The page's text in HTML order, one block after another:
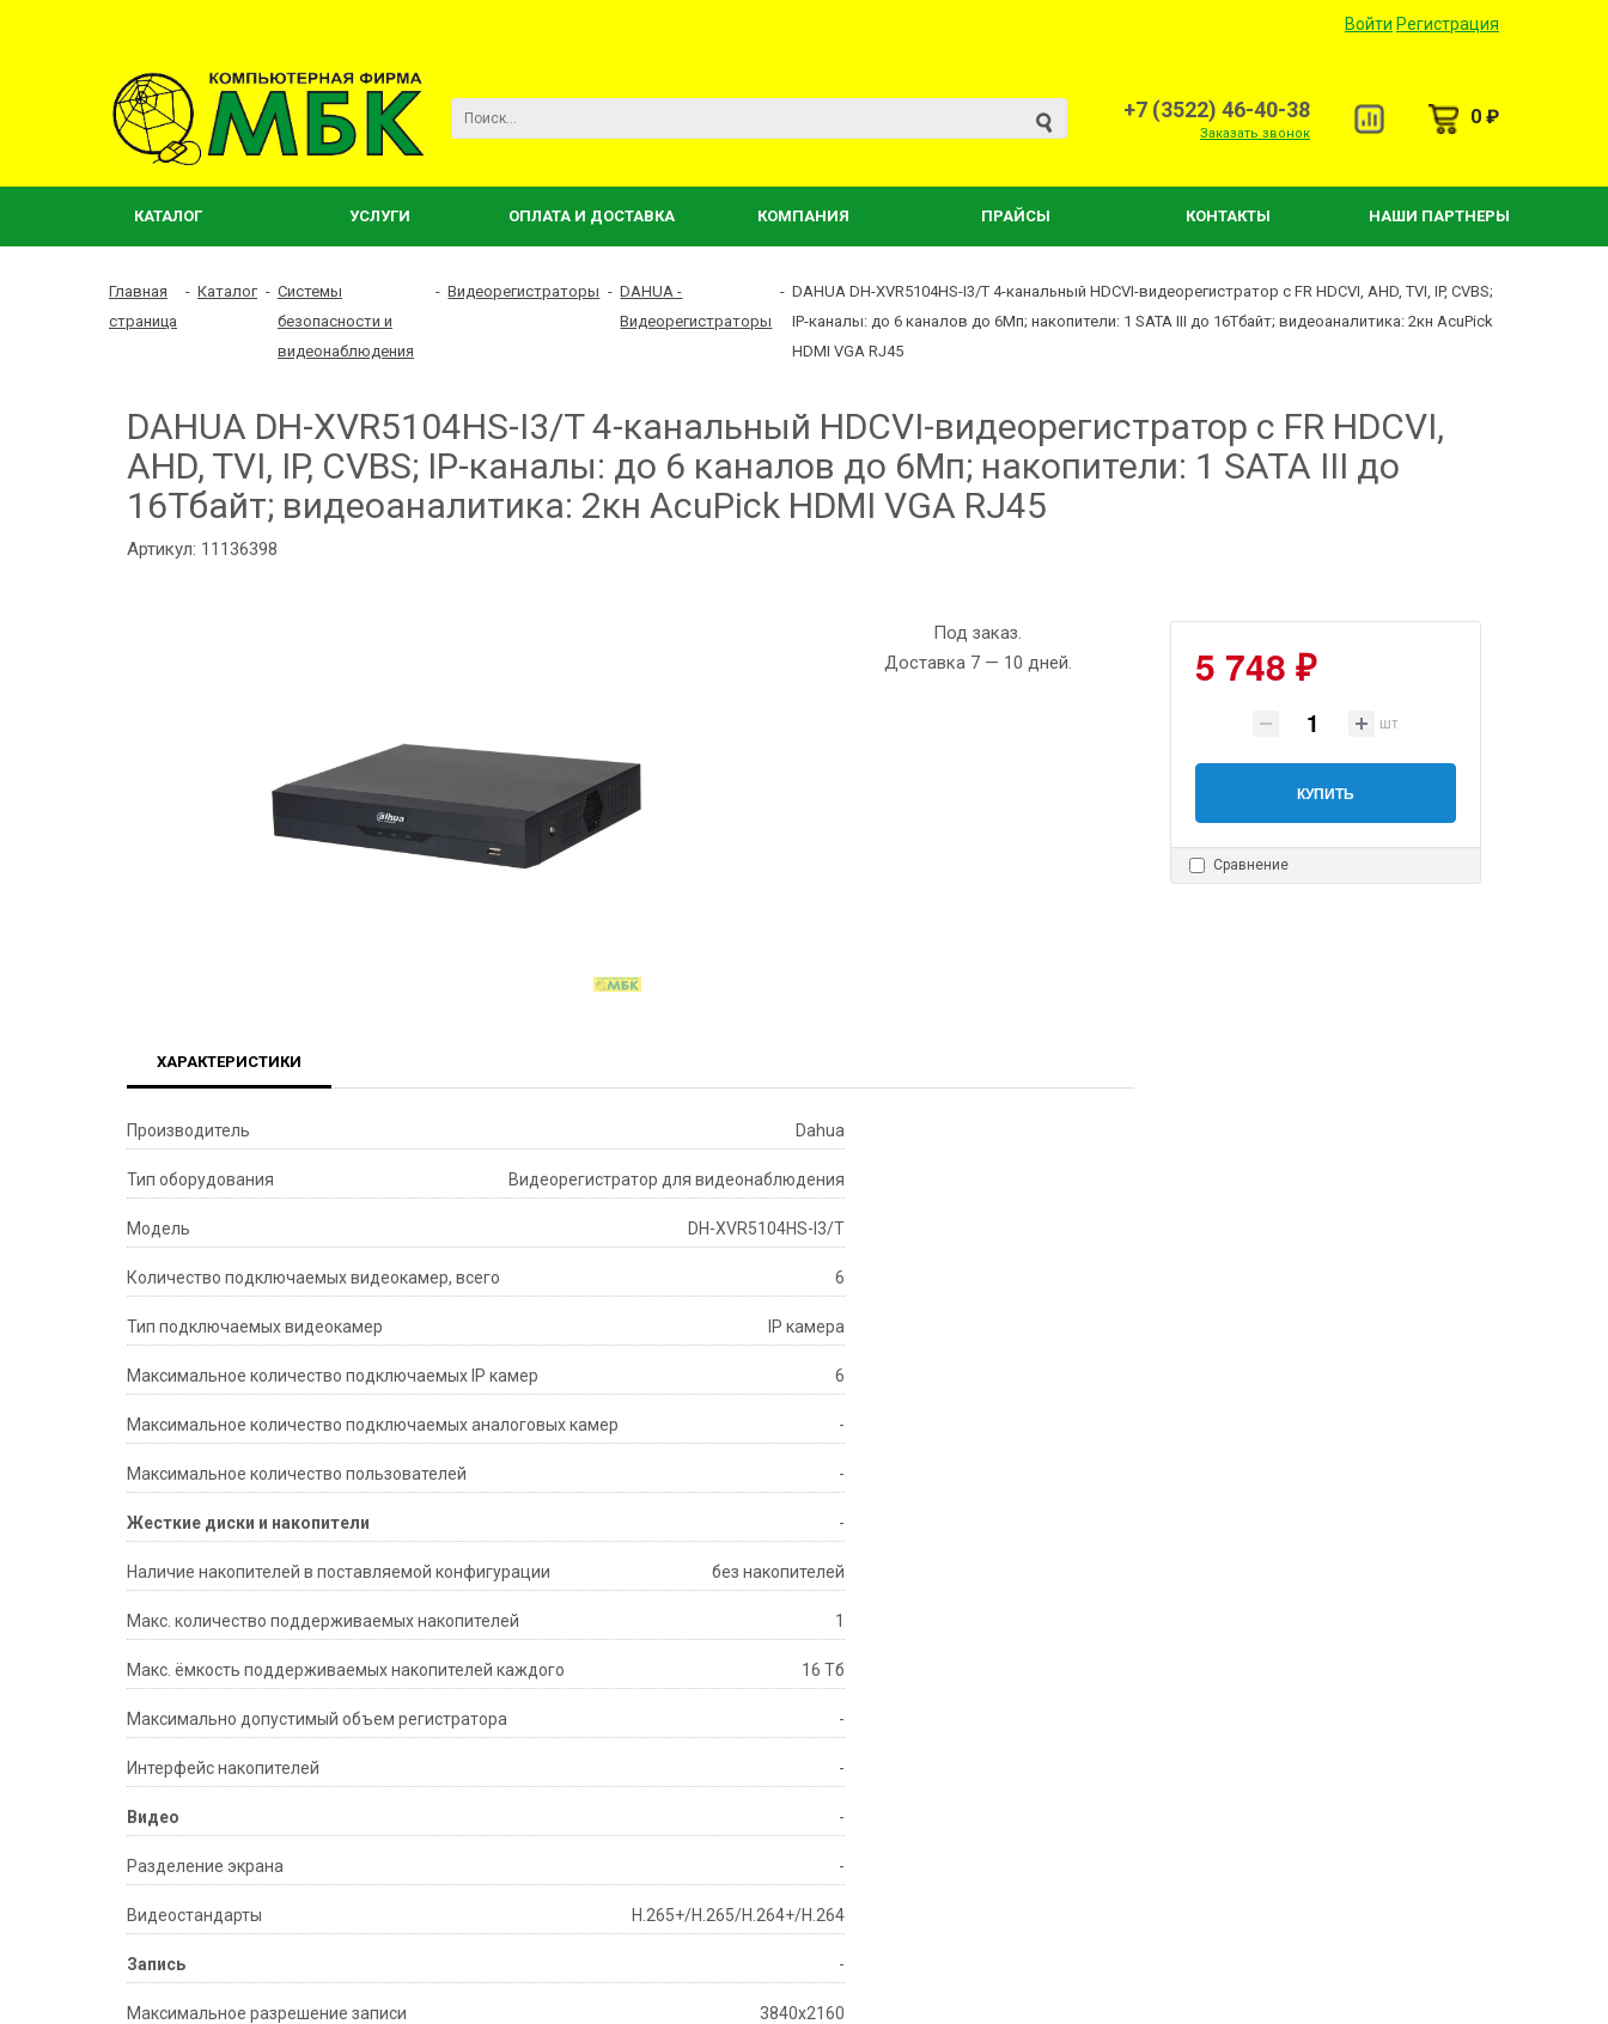
Войти Регистрация
+7 (3522) 46-40-38
Заказать звонок
0 ₽
КАТАЛОГ УСЛУГИ ОПЛАТА И ДОСТАВКА КОМПАНИЯ ПРАЙСЫ КОНТАКТЫ НАШИ ПАРТНЕРЫ
Главная
страница
- Каталог - Системы
безопасности и
видеонаблюдения
- Видеорегистраторы - DAHUA -
Видеорегистраторы
- DAHUA DH-XVR5104HS-I3/T 4-канальный HDCVI-видеорегистратор с FR HDCVI, AHD, TVI, IP, CVBS;
IP-каналы: до 6 каналов до 6Мп; накопители: 1 SATA III до 16Тбайт; видеоаналитика: 2кн AcuPick
HDMI VGA RJ45
DAHUA DH-XVR5104HS-I3/T 4-канальный HDCVI-видеорегистратор с FR HDCVI,
AHD, TVI, IP, CVBS; IP-каналы: до 6 каналов до 6Мп; накопители: 1 SATA III до
16Тбайт; видеоаналитика: 2кн AcuPick HDMI VGA RJ45
Артикул: 11136398
Под заказ.
Доставка 7 — 10 дней.
5 748 ₽
шт
КУПИТЬ
Сравнение
ХАРАКТЕРИСТИКИ
Производитель Dahua
Тип оборудования Видеорегистратор для видеонаблюдения
Модель DH-XVR5104HS-I3/T
Количество подключаемых видеокамер, всего 6
Тип подключаемых видеокамер IP камера
Максимальное количество подключаемых IP камер 6
Максимальное количество подключаемых аналоговых камер -
Максимальное количество пользователей -
Жесткие диски и накопители -
Наличие накопителей в поставляемой конфигурации без накопителей
Макс. количество поддерживаемых накопителей 1
Макс. ёмкость поддерживаемых накопителей каждого 16 Тб
Максимально допустимый объем регистратора -
Интерфейс накопителей -
Видео -
Разделение экрана -
Видеостандарты H.265+/H.265/H.264+/H.264
Запись -
Максимальное разрешение записи 3840х2160